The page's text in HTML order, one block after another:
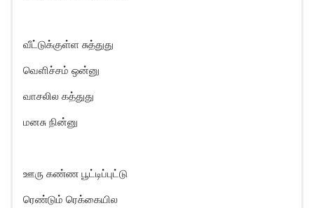
வீட்டுக்குள்ள சுத்துது
வெளிச்சம் ஒன்னு
வாசலில கத்துது
மனசு நின்னு
ஊரு கண்ண பூட்டிப்புட்டு
ரெண்டும் ரெக்கையில